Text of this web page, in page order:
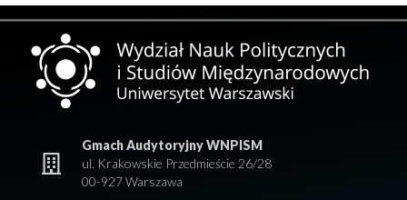
Gmach Audytoryjny WNPISM
ul. Krakowskie Przedmieście 26/28
00-927 Warszawa